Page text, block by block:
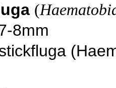
(
8mm